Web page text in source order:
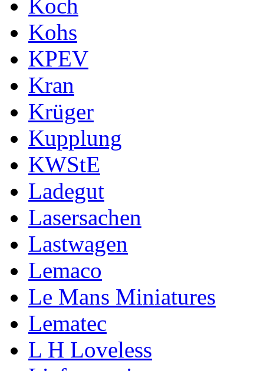
Koch
Kohs
KPEV
Kran
Krüger
Kupplung
KWStE
Ladegut
Lasersachen
Lastwagen
Lemaco
Le Mans Miniatures
Lematec
L H Loveless